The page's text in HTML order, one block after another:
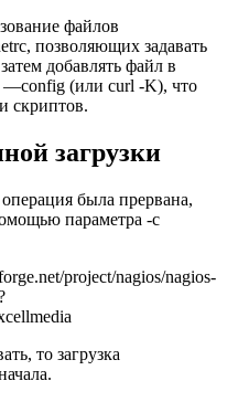
файлов
позволяющих задавать
добавлять файл в
(или curl -K), что
скриптов.
загрузки
была прервана,
параметра -c
project/nagios/nagios-
то загрузка